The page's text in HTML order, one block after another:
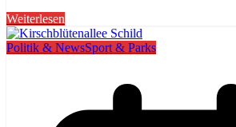
Weiterlesen
Politik & NewsSport & Parks